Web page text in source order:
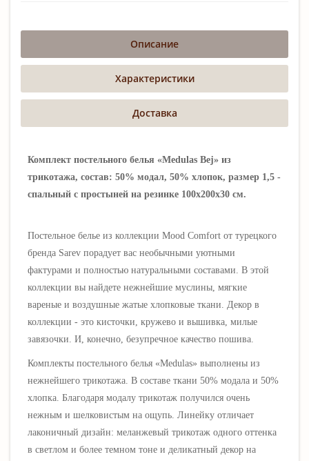
Описание
Характеристики
Доставка
Комплект постельного белья «Medulas Bej» из
трикотажа, состав: 50% модал, 50% хлопок, размер 1,5 -
спальный с простыней на резинке 100х200х30 см.
Постельное белье из коллекции Mood Comfort от турецкого
бренда Sarev порадует вас необычными уютными
фактурами и полностью натуральными составами. В этой
коллекции вы найдете нежнейшие муслины, мягкие
вареные и воздушные жатые хлопковые ткани. Декор в
коллекции - это кисточки, кружево и вышивка, милые
завязочки. И, конечно, безупречное качество пошива.
Комплекты постельного белья «Medulas» выполнены из
нежнейшего трикотажа. В составе ткани 50% модала и 50%
хлопка. Благодаря модалу трикотаж получился очень
нежным и шелковистым на ощупь. Линейку отличает
лаконичный дизайн: меланжевый трикотаж одного оттенка
в светлом и более темном тоне и деликатный декор на